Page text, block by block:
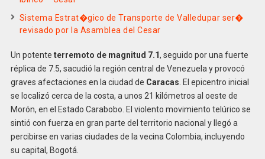
Sistema Estrat�gico de Transporte de Valledupar ser�
revisado por la Asamblea del Cesar
Un potente terremoto de magnitud 7.1, seguido por una fuerte
réplica de 7.5, sacudió la región central de Venezuela y provocó
graves afectaciones en la ciudad de Caracas . El epicentro inicial
se localizó cerca de la costa, a unos 21 kilómetros al oeste de
Morón, en el Estado Carabobo. El violento movimiento telúrico se
sintió con fuerza en gran parte del territorio nacional y llegó a
percibirse en varias ciudades de la vecina Colombia, incluyendo
su capital, Bogotá.